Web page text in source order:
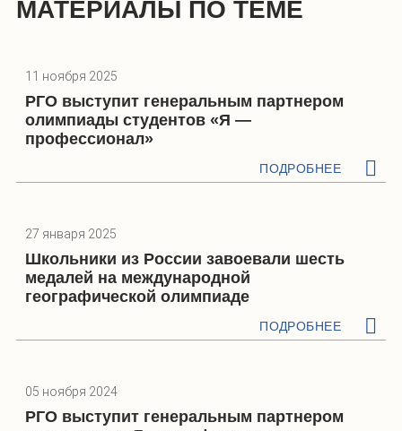
МАТЕРИАЛЫ ПО ТЕМЕ
11 ноября 2025
РГО выступит генеральным партнером
олимпиады студентов «Я —
профессионал»
ПОДРОБНЕЕ
27 января 2025
Школьники из России завоевали шесть
медалей на международной
географической олимпиаде
ПОДРОБНЕЕ
05 ноября 2024
РГО выступит генеральным партнером